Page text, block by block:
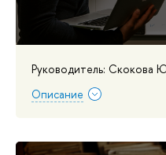
Руководитель: Скокова
Описание